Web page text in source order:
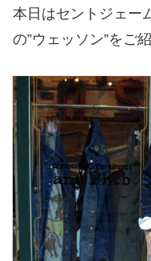
本日はセントジェー
の”ウェッソン”をご